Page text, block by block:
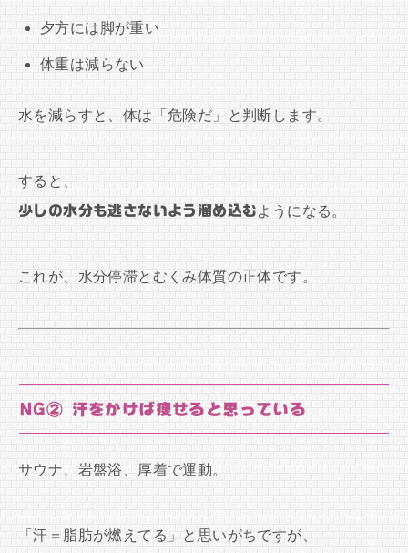
夕方には脚が重い
体重は減らない
水を減らすと、体は「危険だ」と判断します。
すると、
少しの水分も逃さないよう溜め込むようになる。
これが、水分停滞とむくみ体質の正体です。
NG② 汗をかけば痩せると思っている
サウナ、岩盤浴、厚着で運動。
「汗＝脂肪が燃えてる」と思いがちですが、